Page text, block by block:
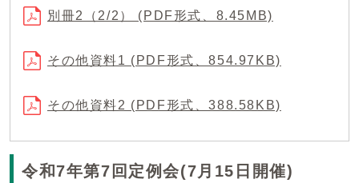
別冊2（2/2） (PDF形式、8.45MB)
その他資料1 (PDF形式、854.97KB)
その他資料2 (PDF形式、388.58KB)
令和7年第7回定例会(7月15日開催)